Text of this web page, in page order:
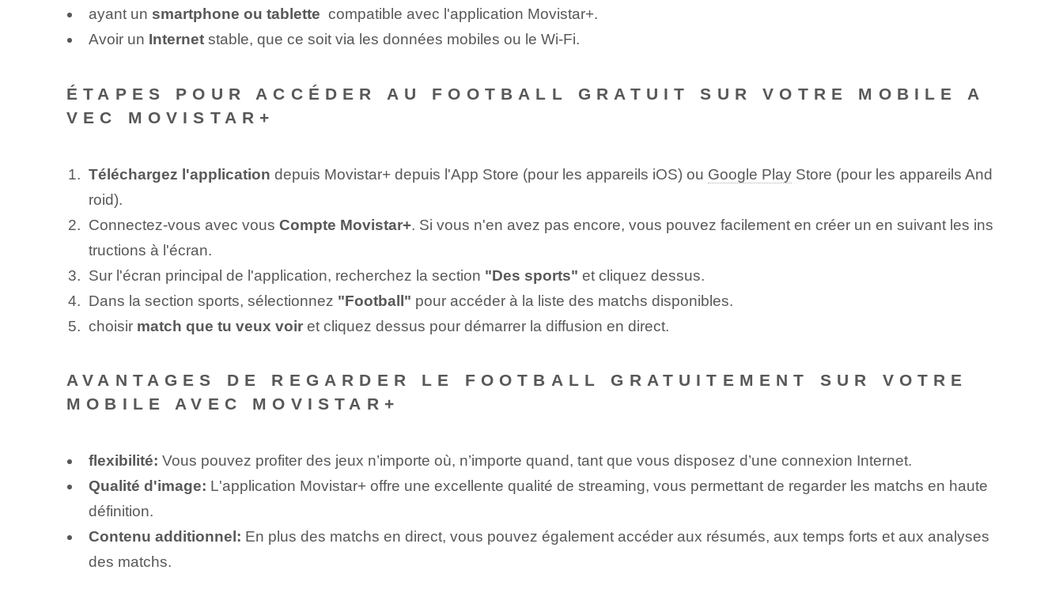
ayant un smartphone ou tablette ⁤ compatible avec l'application Movistar+.
Avoir un Internetstable, que ce soit via les données mobiles ou le Wi-Fi.
ÉTAPES POUR ACCÉDER AU FOOTBALL GRATUIT SUR VOTRE MOBILE A
VEC MOVISTAR+
Téléchargez l'application depuis Movistar+ depuis l'App Store⁢ (pour les appareils iOS) ⁤ou Google PlayStore (pour les appareils And
roid).
Connectez-vous avec⁤ vous Compte Movistar+. Si vous n'en avez pas encore, vous pouvez facilement en créer un en suivant les ins
tructions à l'écran.
Sur l'écran principal de l'application, recherchez la section "Des sports" et cliquez dessus.
Dans la section ⁤sports, sélectionnez "Football" pour ⁤accéder à⁢ la liste des matchs disponibles.
choisir match que tu veux voiret cliquez dessus pour démarrer la diffusion en direct.
AVANTAGES DE REGARDER LE FOOTBALL GRATUITEMENT SUR VOTRE
MOBILE AVEC MOVISTAR+
flexibilité: Vous pouvez profiter des jeux n’importe où, n’importe quand, tant que vous disposez d’une connexion Internet.
Qualité d'image: L'application Movistar+ offre une excellente qualité de streaming, vous permettant de regarder les matchs en haute
définition.
Contenu additionnel: En plus des matchs en direct, vous pouvez également accéder aux résumés, aux temps forts et aux analyses
des matchs.